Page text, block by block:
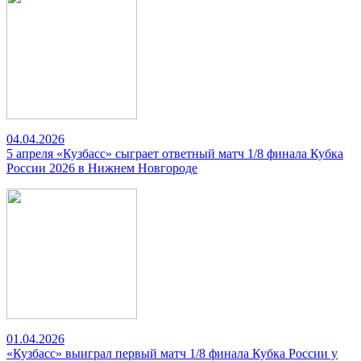
04.04.2026
5 апреля «Кузбасс» сыграет ответный матч 1/8 финала Кубка
России 2026 в Нижнем Новгороде
01.04.2026
«Кузбасс» выиграл первый матч 1/8 финала Кубка России у